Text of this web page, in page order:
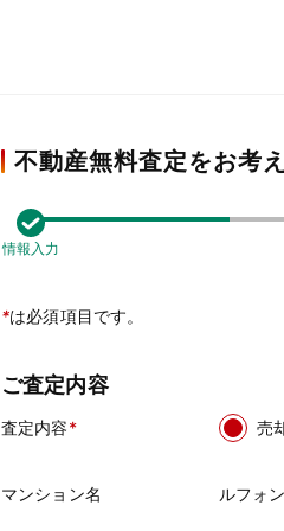
不動産無料査定をお考
情報入力
*は必須項目です。
ご査定内容
査定内容 売
マンション名 ルフォ